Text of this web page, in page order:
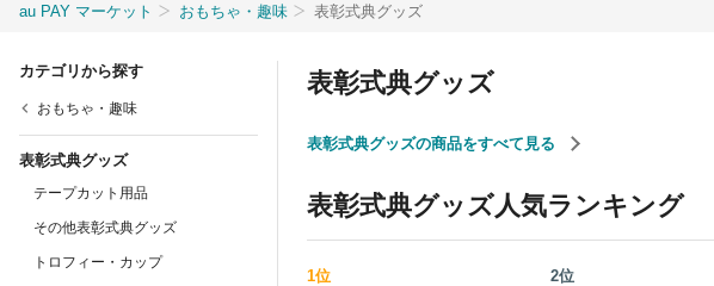
au PAY マーケット おもちゃ・趣味 表彰式典グッズ
カテゴリから探す
おもちゃ・趣味
表彰式典グッズ
テープカット用品
その他表彰式典グッズ
トロフィー・カップ
表彰式典グッズ
表彰式典グッズの商品をすべて見る
表彰式典グッズ人気ランキング
1位 2位